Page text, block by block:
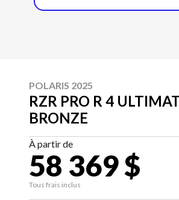
POLARIS 2025
RZR PRO R 4
BRONZE
À partir de
58 369 $
Tous frais inclus